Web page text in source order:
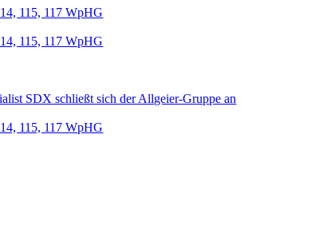
115, 117 WpHG
115, 117 WpHG
SDX schließt sich der Allgeier-Gruppe an
115, 117 WpHG